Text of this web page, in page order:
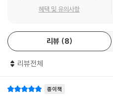
설로 시험 전 막판 실력 향상
1) 모든 문제에 대해 상세한 해설을
력을 향상시킬 수 있습니다.
2) 정답이 왜 정답인지 알려주는 '정
3) '이것도 알면 합격!'을 통해 출제포
혜택 및 유의사항
리뷰 8
리뷰전체
종이책